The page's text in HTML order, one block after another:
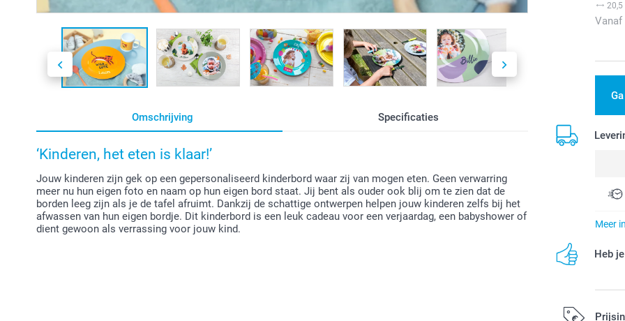
Omschrijving Specificaties
‘Kinderen, het eten is klaar!’
Jouw kinderen zijn gek op een gepersonaliseerd kinderbord waar zij van mogen eten. Geen verwarring
meer nu hun eigen foto en naam op hun eigen bord staat. Jij bent als ouder ook blij om te zien dat de
borden leeg zijn als je de tafel afruimt. Dankzij de schattige ontwerpen helpen jouw kinderen zelfs bij het
afwassen van hun eigen bordje. Dit kinderbord is een leuk cadeau voor een verjaardag, een babyshower of
dient gewoon als verrassing voor jouw kind.
20,5
Vanaf
Meer
Heb